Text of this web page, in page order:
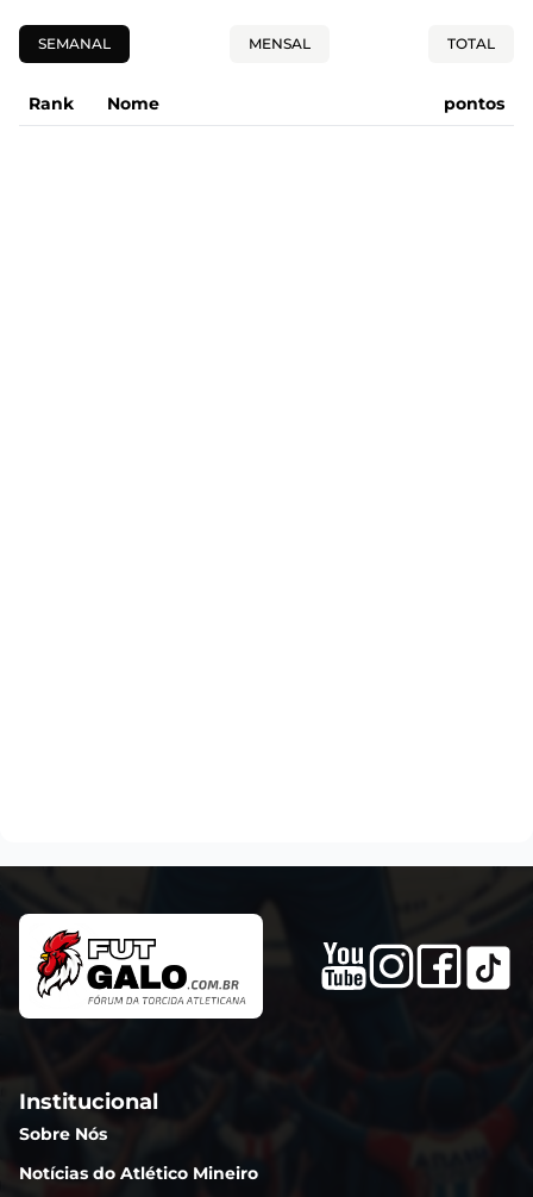
SEMANAL MENSAL TOTAL
Rank Nome pontos
Institucional
Sobre Nós
Notícias do Atlético Mineiro